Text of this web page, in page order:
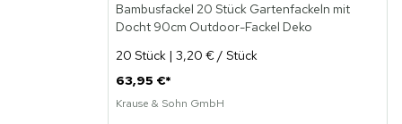
Bambusfackel 20 Stück Gartenfackeln mit
Docht 90cm Outdoor-Fackel Deko
20 Stück | 3,20 € / Stück
63,95 €*
Krause & Sohn GmbH